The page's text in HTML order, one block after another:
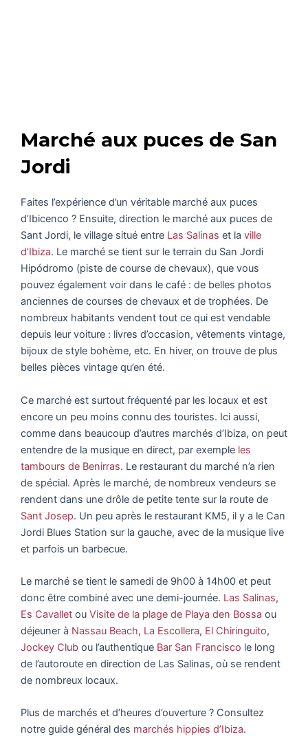
Marché aux puces de San
Jordi
Faites l’expérience d’un véritable marché aux puces
d’Ibicenco ? Ensuite, direction le marché aux puces de
Sant Jordi, le village situé entre Las Salinas et la ville
d’Ibiza. Le marché se tient sur le terrain du San Jordi
Hipódromo (piste de course de chevaux), que vous
pouvez également voir dans le café : de belles photos
anciennes de courses de chevaux et de trophées. De
nombreux habitants vendent tout ce qui est vendable
depuis leur voiture : livres d’occasion, vêtements vintage,
bijoux de style bohème, etc. En hiver, on trouve de plus
belles pièces vintage qu’en été.
Ce marché est surtout fréquenté par les locaux et est
encore un peu moins connu des touristes. Ici aussi,
comme dans beaucoup d’autres marchés d’Ibiza, on peut
entendre de la musique en direct, par exemple les
tambours de Benirras. Le restaurant du marché n’a rien
de spécial. Après le marché, de nombreux vendeurs se
rendent dans une drôle de petite tente sur la route de
Sant Josep. Un peu après le restaurant KM5, il y a le Can
Jordi Blues Station sur la gauche, avec de la musique live
et parfois un barbecue.
Le marché se tient le samedi de 9h00 à 14h00 et peut
donc être combiné avec une demi-journée. Las Salinas,
Es Cavallet ou Visite de la plage de Playa den Bossa ou
déjeuner à Nassau Beach, La Escollera, El Chiringuito,
Jockey Club ou l’authentique Bar San Francisco le long
de l’autoroute en direction de Las Salinas, où se rendent
de nombreux locaux.
Plus de marchés et d’heures d’ouverture ? Consultez
notre guide général des marchés hippies d’Ibiza.